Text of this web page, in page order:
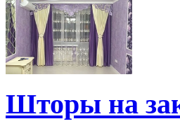
Шторы на